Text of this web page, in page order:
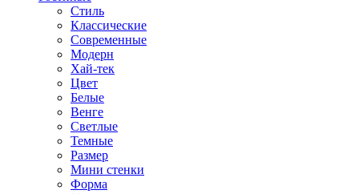
Стиль
Классические
Современные
Модерн
Хай-тек
Цвет
Белые
Венге
Светлые
Темные
Размер
Мини стенки
Форма